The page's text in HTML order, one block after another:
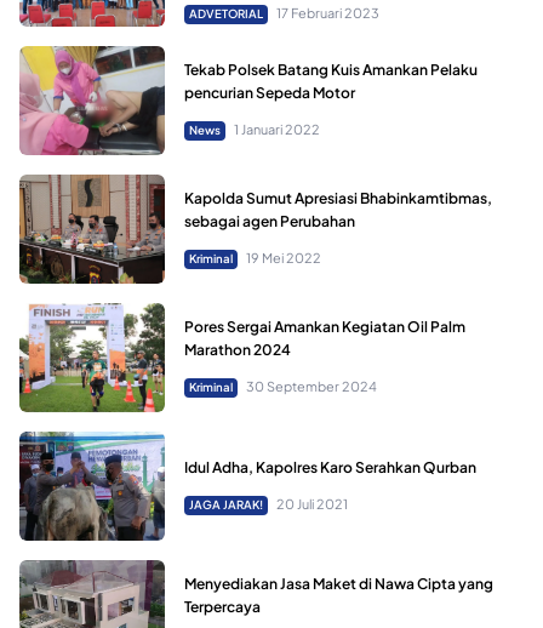
ADVETORIAL 17 Februari 2023
Tekab Polsek Batang Kuis Amankan Pelaku
pencurian Sepeda Motor
News 1 Januari 2022
Kapolda Sumut Apresiasi Bhabinkamtibmas,
sebagai agen Perubahan
Kriminal 19 Mei 2022
Pores Sergai Amankan Kegiatan Oil Palm
Marathon 2024
Kriminal 30 September 2024
Idul Adha, Kapolres Karo Serahkan Qurban
JAGA JARAK! 20 Juli 2021
Menyediakan Jasa Maket di Nawa Cipta yang
Terpercaya